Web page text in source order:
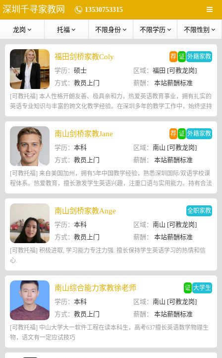
深圳千寻家教网 13530753315
龙岗 托福 不限身份 不限学历 不限性别
福田剑桥家教Coly 荐 证 外籍家教
学历： 硕士 区域： 福田 [可教龙岗]
方式： 教员上门 薪酬： 本站薪酬标准
[可教托福] 本人性格开朗友善、极具亲和力，热爱英语教育事业，拥有扎实的
英语专业知识与丰富的跨文化教学经验。在深圳多年的教学工作中，始终坚持
以学生为中心，注重因材施教，善于发现学生的学习潜力，帮助学生克服学习
困难。
南山剑桥家教Jane 荐 证 外籍家教
学历： 本科 区域： 南山 [可教龙岗]
方式： 教员上门 薪酬： 本站薪酬标准
[可教托福] 来自美国加州，拥有5年中国教学经验，熟悉深圳国际/双语学校课
程体系。热爱教育，擅长激发学生英语兴趣，注重口语与实用能力。持有合法
工作签证，稳定性强，可长期在深圳发展。
南山剑桥家教Ange 全职家教
学历： 本科 区域： 南山 [可教龙岗]
方式： 教员上门 薪酬： 本站薪酬标准
[可教托福] 积极进取, 学习能力专注力强. 擅长保持学生英语学习的热情和信
心.
南山综合能力家教徐老师 证 大学生
学历： 本科 区域： 南山 [可教龙岗]
方式： 教员上门 薪酬： 本站薪酬标准
[可教托福] 中山大学大一软件工程在读本科生，高考637擅长英语数学物理生
物，语文有一定应试技巧